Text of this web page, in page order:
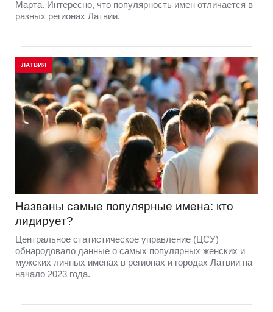
Марта. Интересно, что популярность имен отличается в
разных регионах Латвии.
ЛАТВИЯ
Названы самые популярные имена: кто
лидирует?
Центральное статистическое управление (ЦСУ)
обнародовало данные о самых популярных женских и
мужских личных именах в регионах и городах Латвии на
начало 2023 года.